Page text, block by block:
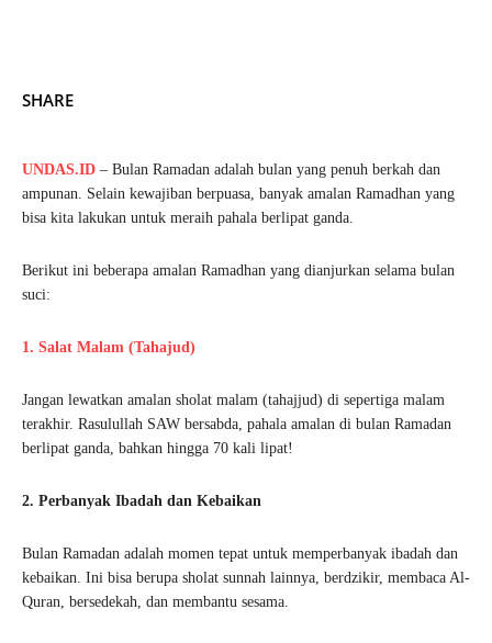
SHARE
UNDAS.ID – Bulan Ramadan adalah bulan yang penuh berkah dan
ampunan. Selain kewajiban berpuasa, banyak amalan Ramadhan yang
bisa kita lakukan untuk meraih pahala berlipat ganda.
Berikut ini beberapa amalan Ramadhan yang dianjurkan selama bulan
suci:
1. Salat Malam (Tahajud)
Jangan lewatkan amalan sholat malam (tahajjud) di sepertiga malam
terakhir. Rasulullah SAW bersabda, pahala amalan di bulan Ramadan
berlipat ganda, bahkan hingga 70 kali lipat!
2. Perbanyak Ibadah dan Kebaikan
Bulan Ramadan adalah momen tepat untuk memperbanyak ibadah dan
kebaikan. Ini bisa berupa sholat sunnah lainnya, berdzikir, membaca Al-
Quran, bersedekah, dan membantu sesama.